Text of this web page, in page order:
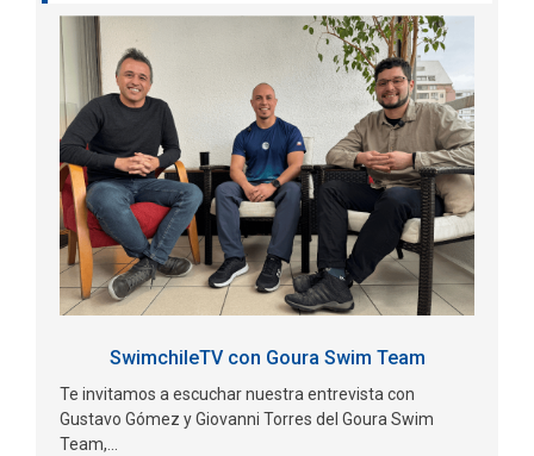
SwimchileTV con Goura Swim Team
Te invitamos a escuchar nuestra entrevista con
Gustavo Gómez y Giovanni Torres del Goura Swim
Team,...